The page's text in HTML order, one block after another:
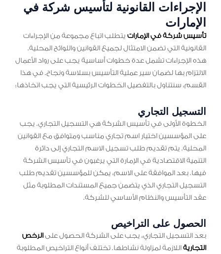
الإجراءات القانونية لتأسيس شركة في
الإمارات
تأسيس شركة في الإمارات يتطلب اتباع مجموعة من الإجراءات
القانونية التي تضمن الامتثال لجميع القوانين واللوائح المحلية.
هذه الإجراءات تشمل عدة خطوات أساسية يجب على رواد الأعمال
الالتزام بها لضمان سير عملية التأسيس بسلاسة ونجاح. في هذا
القسم، سنتناول بالتفصيل الخطوات الرئيسية التي يجب اتخاذها:
التسجيل التجاري
الخطوة الأولى في تأسيس الشركة هي التسجيل التجاري. يجب
على المؤسسين اختيار اسم تجاري مناسب ومتوافق مع القوانين
المحلية. يتم تقديم طلب تسجيل الاسم التجاري إلى دائرة
التنمية الاقتصادية في الإمارة التي يرغبون في تأسيس الشركة
فيها. بعد الموافقة على الاسم، يمكن للمؤسسين تقديم طلب
التسجيل التجاري الذي يتضمن جميع المستندات المطلوبة مثل
عقد التأسيس والنظام الأساسي للشركة.
الحصول على التراخيص
بعد التسجيل التجاري، يجب على الشركة الحصول على الرخص
التجارية اللازمة لمزاولة نشاطها. تختلف أنواع التراخيص المطلوبة